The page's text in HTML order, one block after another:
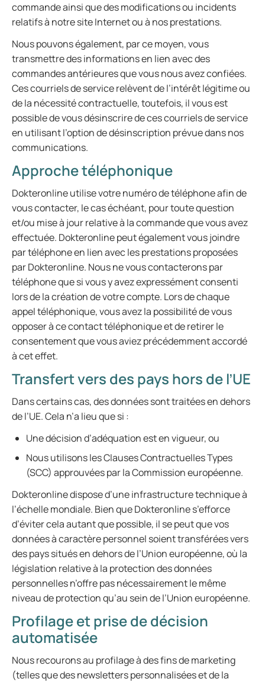
commande ainsi que des modifications ou incidents
relatifs à notre site Internet ou à nos prestations.
Nous pouvons également, par ce moyen, vous
transmettre des informations en lien avec des
commandes antérieures que vous nous avez confiées.
Ces courriels de service relèvent de l’intérêt légitime ou
de la nécessité contractuelle, toutefois, il vous est
possible de vous désinscrire de ces courriels de service
en utilisant l’option de désinscription prévue dans nos
communications.
Approche téléphonique
Dokteronline utilise votre numéro de téléphone afin de
vous contacter, le cas échéant, pour toute question
et/ou mise à jour relative à la commande que vous avez
effectuée. Dokteronline peut également vous joindre
par téléphone en lien avec les prestations proposées
par Dokteronline. Nous ne vous contacterons par
téléphone que si vous y avez expressément consenti
lors de la création de votre compte. Lors de chaque
appel téléphonique, vous avez la possibilité de vous
opposer à ce contact téléphonique et de retirer le
consentement que vous aviez précédemment accordé
à cet effet.
Transfert vers des pays hors de l’UE
Dans certains cas, des données sont traitées en dehors
de l’UE. Cela n’a lieu que si :
Une décision d’adéquation est en vigueur, ou
Nous utilisons les Clauses Contractuelles Types
(SCC) approuvées par la Commission européenne.
Dokteronline dispose d’une infrastructure technique à
l’échelle mondiale. Bien que Dokteronline s’efforce
d’éviter cela autant que possible, il se peut que vos
données à caractère personnel soient transférées vers
des pays situés en dehors de l’Union européenne, où la
législation relative à la protection des données
personnelles n’offre pas nécessairement le même
niveau de protection qu’au sein de l’Union européenne.
Profilage et prise de décision
automatisée
Nous recourons au profilage à des fins de marketing
(telles que des newsletters personnalisées et de la